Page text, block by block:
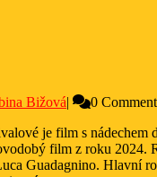
BižováSabina
| 0
film z roku 2024.
Guadagnino. Hlavní